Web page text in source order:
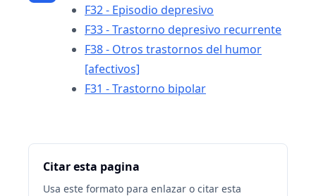
F32 - Episodio depresivo
F33 - Trastorno depresivo recurrente
F38 - Otros trastornos del humor
[afectivos]
F31 - Trastorno bipolar
Citar esta pagina
Usa este formato para enlazar o citar esta